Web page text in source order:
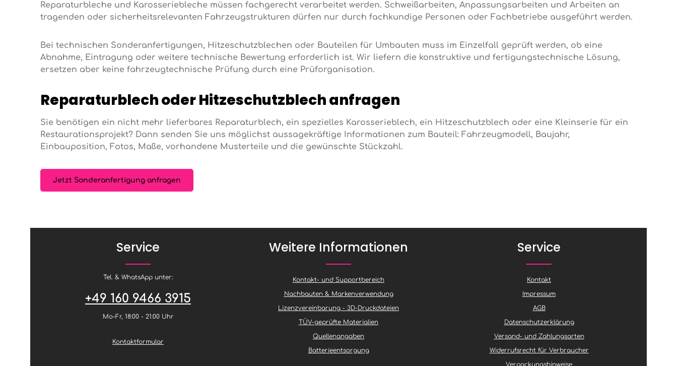
Reparaturbleche und Karosseriebleche müssen fachgerecht verarbeitet werden. Schweißarbeiten, Anpassungsarbeiten und Arbeiten an
tragenden oder sicherheitsrelevanten Fahrzeugstrukturen dürfen nur durch fachkundige Personen oder Fachbetriebe ausgeführt werden.
Bei technischen Sonderanfertigungen, Hitzeschutzblechen oder Bauteilen für Umbauten muss im Einzelfall geprüft werden, ob eine
Abnahme, Eintragung oder weitere technische Bewertung erforderlich ist. Wir liefern die konstruktive und fertigungstechnische Lösung,
ersetzen aber keine fahrzeugtechnische Prüfung durch eine Prüforganisation.
Reparaturblech oder Hitzeschutzblech anfragen
Sie benötigen ein nicht mehr lieferbares Reparaturblech, ein spezielles Karosserieblech, ein Hitzeschutzblech oder eine Kleinserie für ein
Restaurationsprojekt? Dann senden Sie uns möglichst aussagekräftige Informationen zum Bauteil: Fahrzeugmodell, Baujahr,
Einbauposition, Fotos, Maße, vorhandene Musterteile und die gewünschte Stückzahl.
Jetzt Sonderanfertigung anfragen
Service
Tel. & WhatsApp unter:
+49 160 9466 3915
Mo-Fr, 18:00 - 21:00 Uhr
Kontaktformular
Weitere Informationen
Kontakt- und Supportbereich
Nachbauten & Markenverwendung
Lizenzvereinbarung - 3D-Druckdateien
TÜV-geprüfte Materialien
Quellenangaben
Batterieentsorgung
Service
Kontakt
Impressum
AGB
Datenschutzerklärung
Versand- und Zahlungsarten
Widerrufsrecht für Verbraucher
Verpackungshinweise